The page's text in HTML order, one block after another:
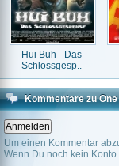
Hui Buh - Das
Schlossgesp..
Kommentare zu
Um einen Kommentar
Wenn Du noch kein